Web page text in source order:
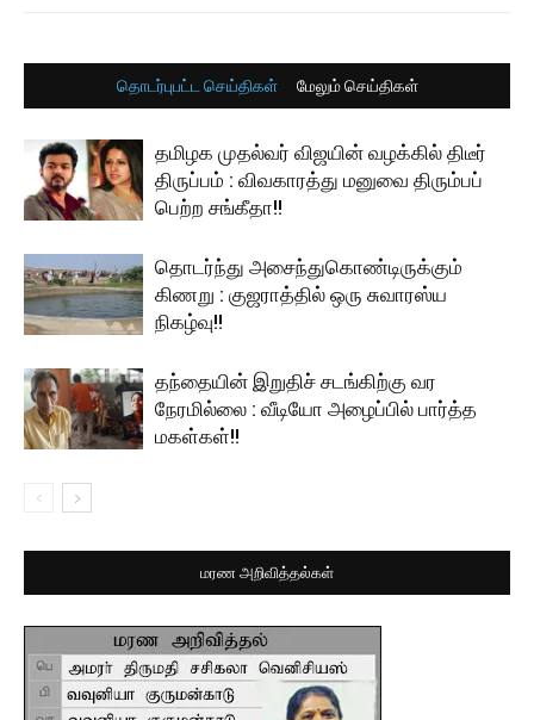
தொடர்புபட்ட செய்திகள் மேலும் செய்திகள்
தமிழக முதல்வர் விஜயின் வழக்கில் திடீர்
திருப்பம் : விவகாரத்து மனுவை திரும்பப்
பெற்ற சங்கீதா!!
தொடர்ந்து அசைந்துகொண்டிருக்கும்
கிணறு : குஜராத்தில் ஒரு சுவாரஸ்ய
நிகழ்வு!!
தந்தையின் இறுதிச் சடங்கிற்கு வர
நேரமில்லை : வீடியோ அழைப்பில் பார்த்த
மகள்கள்!!
மரண அறிவித்தல்கள்